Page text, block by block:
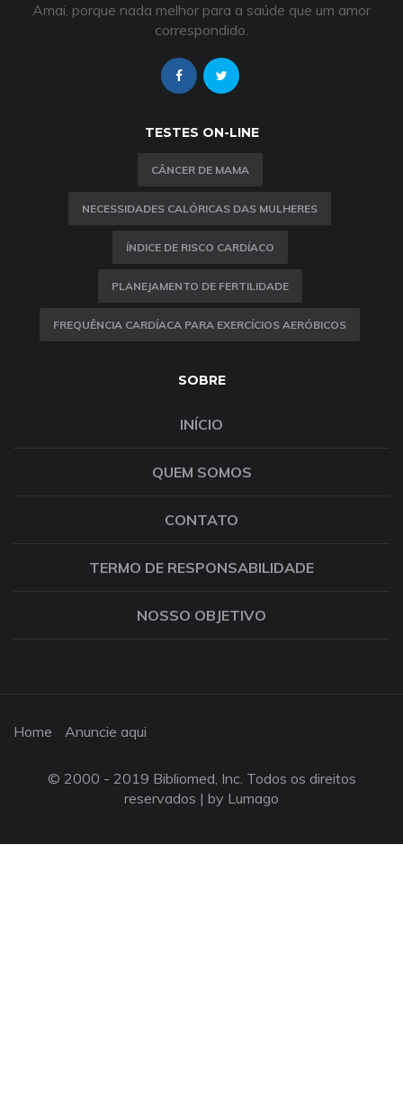
Amai, porque nada melhor para a saúde que um amor
correspondido.
TESTES ON-LINE
CÂNCER DE MAMA
NECESSIDADES CALÓRICAS DAS MULHERES
ÍNDICE DE RISCO CARDÍACO
PLANEJAMENTO DE FERTILIDADE
FREQUÊNCIA CARDÍACA PARA EXERCÍCIOS AERÓBICOS
SOBRE
INÍCIO
QUEM SOMOS
CONTATO
TERMO DE RESPONSABILIDADE
NOSSO OBJETIVO
Home Anuncie aqui
© 2000 - 2019 Bibliomed, Inc. Todos os direitos
reservados | by Lumago